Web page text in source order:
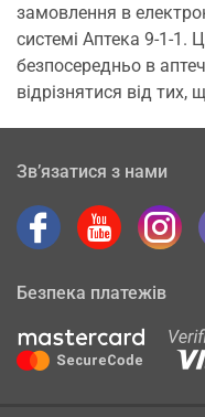
замовлення в
системі Аптека 9-1-1.
безпосередньо в
відрізнятися від тих,
Зв’язатися з нами
Безпека платежів